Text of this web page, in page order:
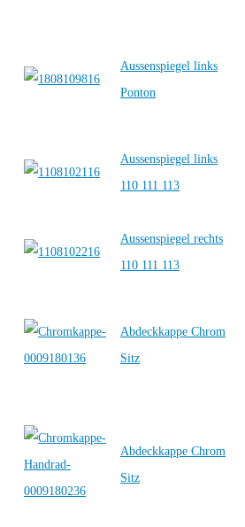
Aussenspiegel links
Ponton
Aussenspiegel links
110 111 113
Aussenspiegel rechts
110 111 113
Abdeckkappe Chrom
Sitz
Abdeckkappe Chrom
Sitz